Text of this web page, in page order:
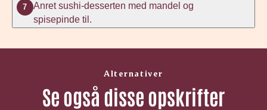
7
Anret sushi-desserten med mandel og
spisepinde til.
Alternativer
Se også disse opskrifter